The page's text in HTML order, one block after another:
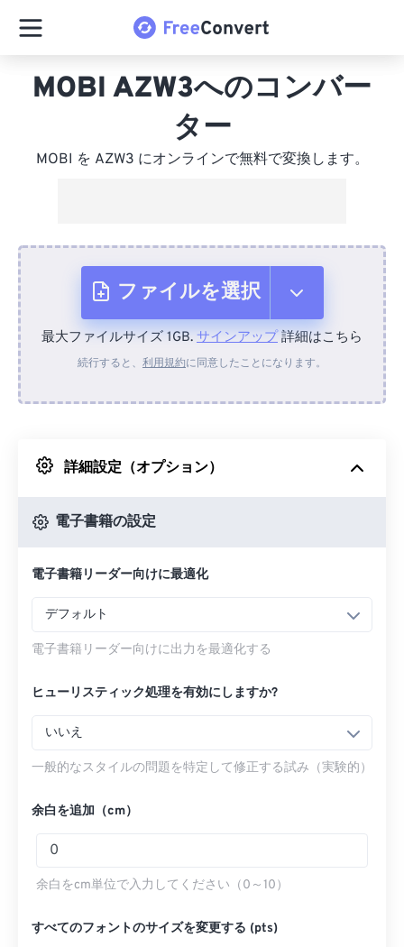
MOBI AZW3へのコンバー
ター
MOBI を AZW3 にオンラインで無料で変換します。
ファイルを選択
デバイスから
Googleドライブから
最大ファイルサイズ 1GB. サインアップ詳細はこちら
続行すると、 利用規約に同意したことになります。
詳細設定（オプション）
電子書籍の設定
電子書籍リーダー向けに最適化
デフォルト
電子書籍リーダー向けに出力を最適化する
ヒューリスティック処理を有効にしますか?
いいえ
一般的なスタイルの問題を特定して修正する試み（実験的）
余白を追加（cm）
余白をcm単位で入力してください（0～10）
すべてのフォントのサイズを変更する (pts)